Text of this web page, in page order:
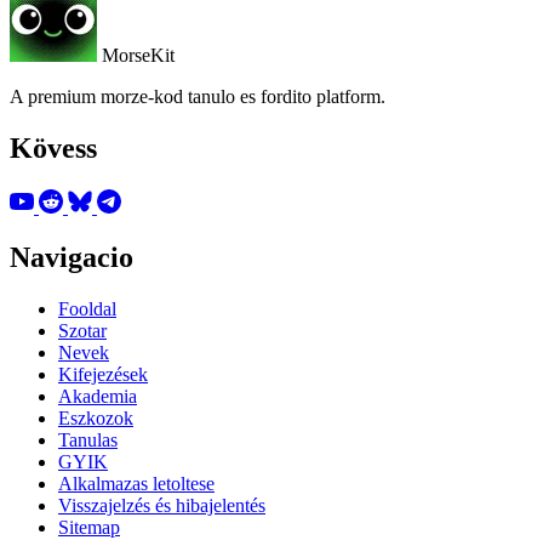
MorseKit
A premium morze-kod tanulo es fordito platform.
Kövess
Navigacio
Fooldal
Szotar
Nevek
Kifejezések
Akademia
Eszkozok
Tanulas
GYIK
Alkalmazas letoltese
Visszajelzés és hibajelentés
Sitemap